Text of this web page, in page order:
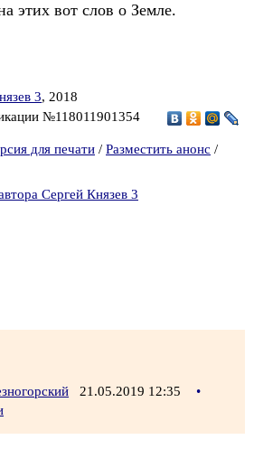
этих вот слов о Земле.
3, 2018
№118011901354
для печати / Разместить анонс /
Сергей Князев 3
21.05.2019 12:35
•